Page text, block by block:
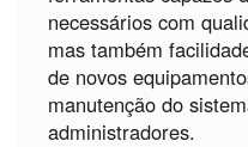
necessários com
mas também
de novos
manutenção do
administradores.